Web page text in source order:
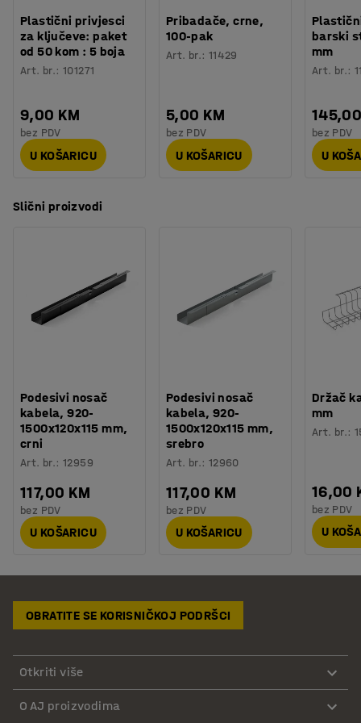
Plastični privjesci
za ključeve: paket
od 50 kom : 5 boja
Art. br.:101271
9,00 KM
bez PDV
U KOŠARICU
Pribadače, crne,
100-pak
Art. br.: 11429
5,00 KM
bez PDV
U KOŠARICU
barski
mm
Art. br.:
bez PDV
U
Slični proizvodi
Podesivi nosač
kabela, 920-
1500x120x115 mm,
crni
Art. br.:12959
117,00 KM
bez PDV
U KOŠARICU
Podesivi nosač
kabela, 920-
1500x120x115 mm,
srebro
Art. br.: 12960
117,00 KM
bez PDV
U KOŠARICU
Držač
mm
Art. br.:
16,00
bez PDV
U
OBRATITE SE KORISNIČKOJ PODRŠCI
Otkriti više
O AJ proizvodima